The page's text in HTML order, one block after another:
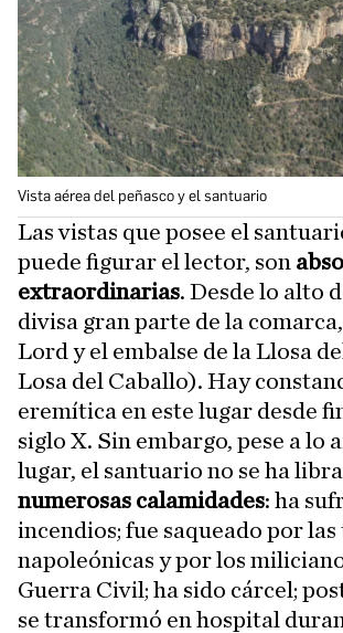
Vista aérea del peñasco y el santuario
Las vistas que posee el
puede figurar el lector, son
extraordinarias. Desde lo alto
divisa gran parte de la
Lord y el embalse de la Llosa
Losa del Caballo). Hay
eremítica en este lugar desde
siglo X. Sin embargo, pese a lo
lugar, el santuario no se ha
numerosas calamidades: ha
incendios; fue saqueado por
napoleónicas y por los
Guerra Civil; ha sido cárcel;
se transformó en hospital